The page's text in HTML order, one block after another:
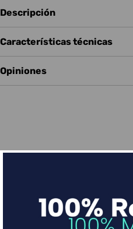
Descripción
Características técnicas
Opiniones
Divide en 3 sin coste o
pequeña cuota